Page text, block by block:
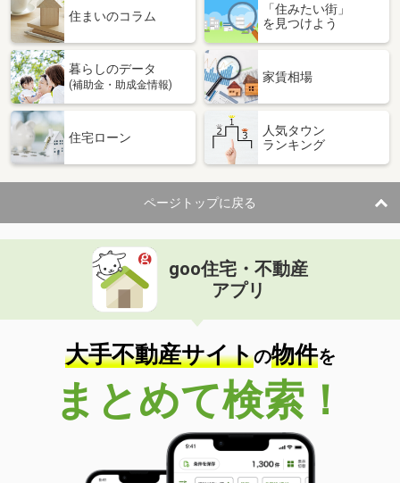
価 格
6.10万円
福井県敦賀市長沢
専有面積 48.28m²
間取り
福井県越前市四郎丸町
住 所
福井県越前市四郎丸町
専有面積 63.03m²
間取り
2LDK
福井県福井市加茂河原１
価 格
住 所
福井県福井市加茂河原１
専有面積 55.45m²
間取り
2LDK
福井県小浜市生守
価 格
5.40万円
福井県小浜市生守
50.29m²
間取り
1LDK
住まいのコラム
「住みたい街」
を見つけよう
暮らしのデータ
(補助金・助成金情報)
家賃相場
住宅ローン
人気タウン
ランキング
ページトップに戻る
goo住宅・不動産
アプリ
大手不動産サイトの物件を
まとめて検索！